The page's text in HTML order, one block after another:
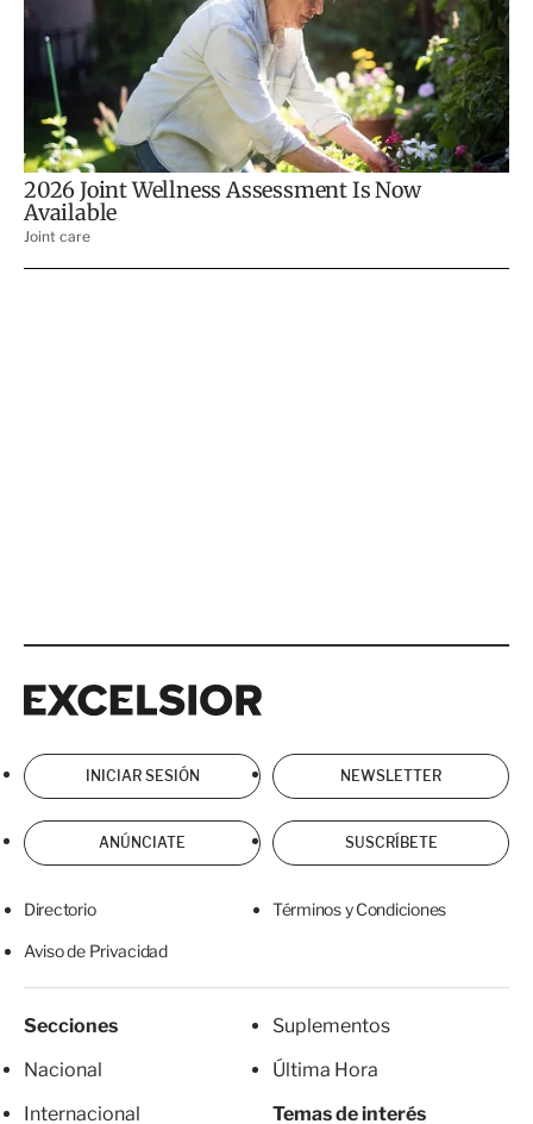
INICIAR SESIÓN NEWSLETTER
ANÚNCIATE SUSCRÍBETE
Directorio Términos y Condiciones
Aviso de Privacidad
Secciones
Nacional
Internacional
Suplementos
Última Hora
Temas de interés